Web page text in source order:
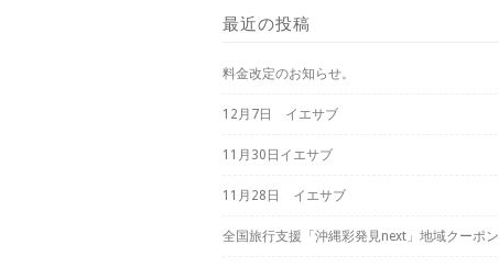
最近の投稿
料金改定のお知らせ。
12月7日 イエサブ
11月30日イエサブ
11月28日 イエサブ
全国旅行支援「沖縄彩発見next」地域クーポン